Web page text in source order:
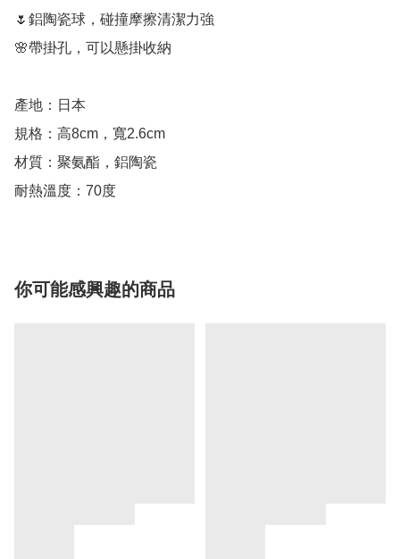
🌷鋁陶瓷球，碰撞摩擦清潔力強
🌸帶掛孔，可以懸掛收納
產地：日本
規格：高8cm，寬2.6cm
材質：聚氨酯，鋁陶瓷
耐熱溫度：70度
你可能感興趣的商品